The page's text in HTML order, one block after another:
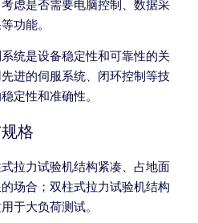
虑是否需要电脑控制、数据采
功能。
统是设备稳定性和可靠性的关
进的伺服系统、闭环控制等技
定性和准确性。
格
式拉力试验机结构紧凑、占地面
场合；双柱式拉力试验机结构
于大负荷测试。